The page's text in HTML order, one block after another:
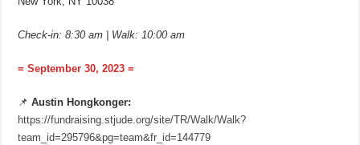
Check-in: 8:30 am | Walk: 10:00 am
= September 30, 2023 =
📌Austin Hongkonger:
https://fundraising.stjude.org/site/TR/Walk/Walk?
team_id=295796&pg=team&fr_id=144779